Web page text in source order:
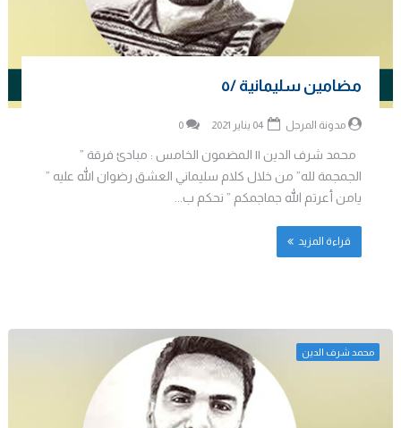
مضامين سليمانية /٥
مدونة المرجل 0
محمد شرف الدين || المضمون الخامس : مبادئ فرقة ”
الجمجمة لله” من خلال كلام سليماني العشق رضوان الله عليه ”
يامن أعرتم الله جماجمكم ” نحكم ب...
قراءة المزيد
محمد شرف الدين